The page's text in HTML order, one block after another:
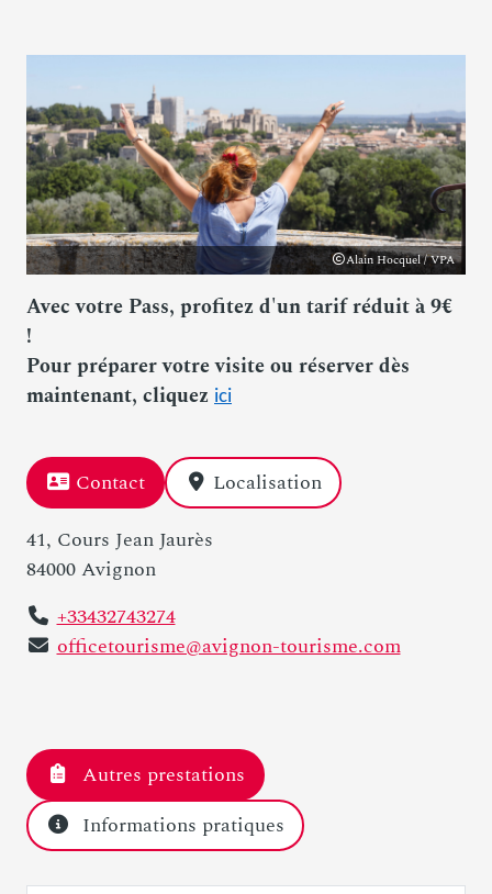
Alain Hocquel / VPA
Avec votre Pass, profitez d'un tarif réduit à 9€
!
Pour préparer votre visite ou réserver dès
maintenant, cliquez ici
Contact
Localisation
41, Cours Jean Jaurès
84000 Avignon
+33432743274
officetourisme@avignon-tourisme.com
Autres prestations
Informations pratiques